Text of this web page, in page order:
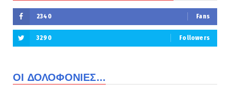
2340 Fans
3290 Followers
ΟΙ ΔΟΛΟΦΟΝΙΕΣ...